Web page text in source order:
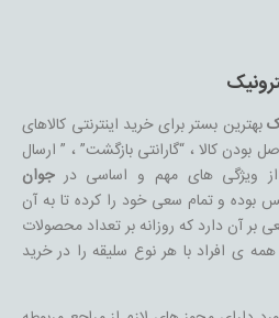
بهترین بستر برای خرید اینترنتی کالاهای
بودن کالا ، “گارانتی بازگشت” ، ” ارسال
ویژگی های مهم و اساسی درجوان
بوده و تمام سعی خود را کرده تا به آن
بر آن دارد که روزانه بر تعداد محصولات
همه ی افراد با هر نوع سلیقه را در خرید